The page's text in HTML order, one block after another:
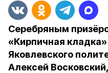
Серебряным
«Кирпичная
Яковлевского
Алексей